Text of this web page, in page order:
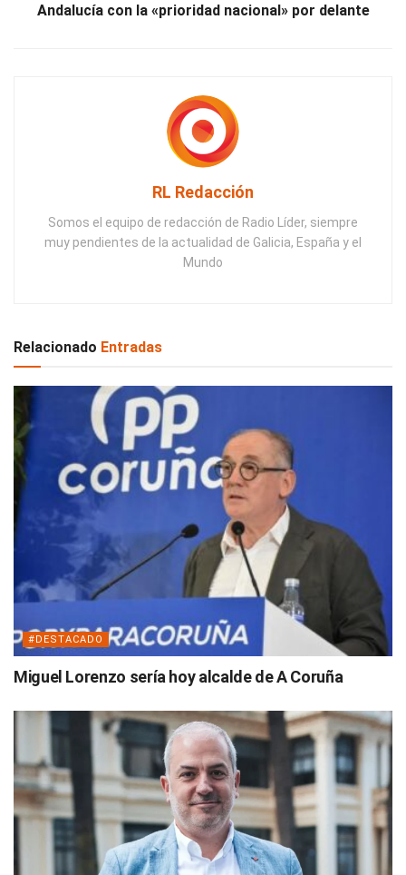
Andalucía con la «prioridad nacional» por delante
RL Redacción
Somos el equipo de redacción de Radio Líder, siempre
muy pendientes de la actualidad de Galicia, España y el
Mundo
Relacionado Entradas
#DESTACADO
Miguel Lorenzo sería hoy alcalde de A Coruña